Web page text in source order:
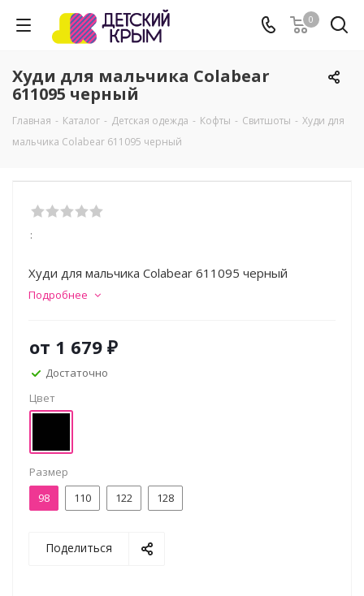
0
Худи для мальчика Colabear
611095 черный
Главная - Каталог - Детская одежда - Кофты - Свитшоты - Худи для
мальчика Colabear 611095 черный
:
Худи для мальчика Colabear 611095 черный
Подробнее
от 1 679 ₽
Достаточно
Цвет
Размер
98
110 122 128
Поделиться